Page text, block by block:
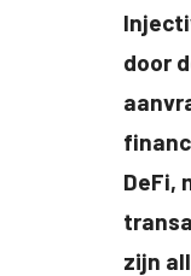
door
DeFi,
zijn